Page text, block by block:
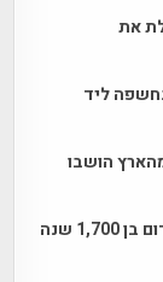
את
ליד
הושבו
שנה